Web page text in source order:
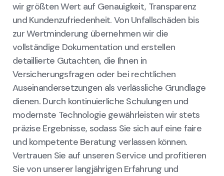
wir größten Wert auf Genauigkeit, Transparenz
und Kundenzufriedenheit. Von Unfallschäden bis
zur Wertminderung übernehmen wir die
vollständige Dokumentation und erstellen
detaillierte Gutachten, die Ihnen in
Versicherungsfragen oder bei rechtlichen
Auseinandersetzungen als verlässliche Grundlage
dienen. Durch kontinuierliche Schulungen und
modernste Technologie gewährleisten wir stets
präzise Ergebnisse, sodass Sie sich auf eine faire
und kompetente Beratung verlassen können.
Vertrauen Sie auf unseren Service und profitieren
Sie von unserer langjährigen Erfahrung und